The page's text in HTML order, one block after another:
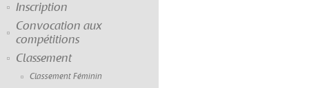
Inscription
Convocation aux
compétitions
Classement
Classement Féminin